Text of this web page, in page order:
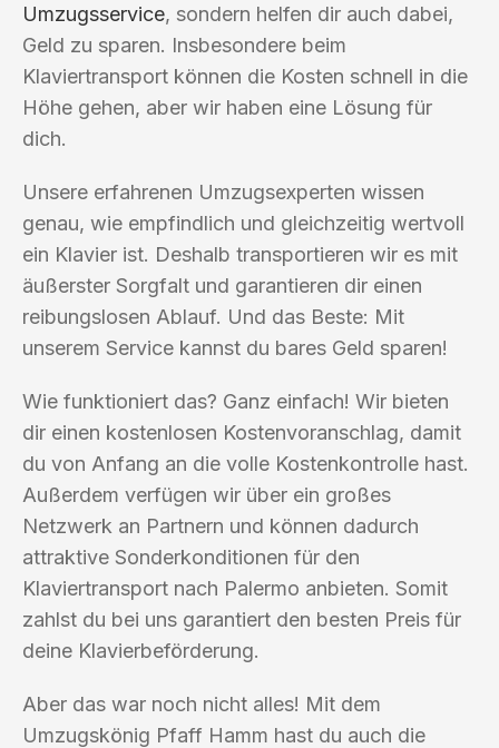
Umzugsservice, sondern helfen dir auch dabei,
Geld zu sparen. Insbesondere beim
Klaviertransport können die Kosten schnell in die
Höhe gehen, aber wir haben eine Lösung für
dich.
Unsere erfahrenen Umzugsexperten wissen
genau, wie empfindlich und gleichzeitig wertvoll
ein Klavier ist. Deshalb transportieren wir es mit
äußerster Sorgfalt und garantieren dir einen
reibungslosen Ablauf. Und das Beste: Mit
unserem Service kannst du bares Geld sparen!
Wie funktioniert das? Ganz einfach! Wir bieten
dir einen kostenlosen Kostenvoranschlag, damit
du von Anfang an die volle Kostenkontrolle hast.
Außerdem verfügen wir über ein großes
Netzwerk an Partnern und können dadurch
attraktive Sonderkonditionen für den
Klaviertransport nach Palermo anbieten. Somit
zahlst du bei uns garantiert den besten Preis für
deine Klavierbeförderung.
Aber das war noch nicht alles! Mit dem
Umzugskönig Pfaff Hamm hast du auch die